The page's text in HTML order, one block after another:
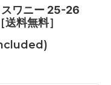
スワニー 25-26
料無料］